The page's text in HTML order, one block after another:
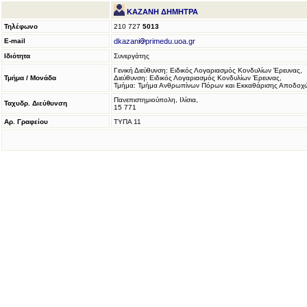
ΚΑΖΑΝΗ ΔΗΜΗΤΡΑ
Τηλέφωνο 210 727 5013
E-mail
dkazani primedu.uoa.gr
Ιδιότητα Συνεργάτης
Τμήμα / Μονάδα
Γενική Διεύθυνση: Ειδικός Λογαριασμός Κονδυλίων Έρευνας,
Διεύθυνση: Ειδικός Λογαριασμός Κονδυλίων Έρευνας,
Τμήμα: Τμήμα Ανθρωπίνων Πόρων και Εκκαθάρισης
Ταχυδρ. Διεύθυνση
Πανεπιστημιούπολη, Ιλίσια,
15 771
Αρ. Γραφείου
ΤΥΠΑ 11